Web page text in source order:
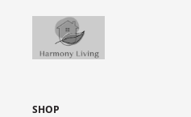
SHOP